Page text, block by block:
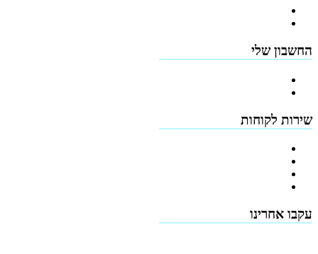
החשבון שלי
שירות לקוחות
עקבו אחרינו